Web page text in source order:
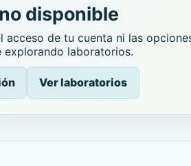
disponible
de tu cuenta ni las
explorando laboratorios.
Ver laboratorios